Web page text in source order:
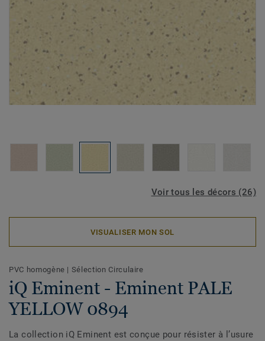
Voir tous les décors (26)
VISUALISER MON SOL
PVC homogène | Sélection Circulaire
iQ Eminent - Eminent PALE
YELLOW 0894
La collection iQ Eminent est conçue pour résister à l’usure